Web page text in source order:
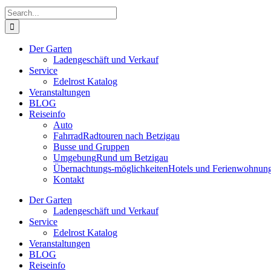
Search
for:
Der Garten
Ladengeschäft und Verkauf
Service
Edelrost Katalog
Veranstaltungen
BLOG
Reiseinfo
Auto
FahrradRadtouren nach Betzigau
Busse und Gruppen
UmgebungRund um Betzigau
Übernachtungs-möglichkeitenHotels und
Kontakt
Der Garten
Ladengeschäft und Verkauf
Service
Edelrost Katalog
Veranstaltungen
BLOG
Reiseinfo